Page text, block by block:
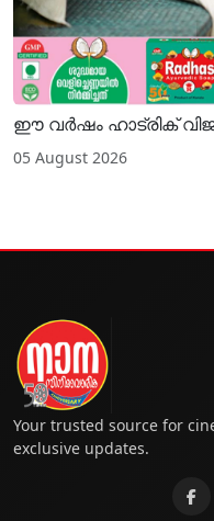
ഈ വർഷം ഹാട്രിക്
05 August 2026
Your trusted source for
exclusive updates.